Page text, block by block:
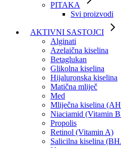
PITAKA
Svi proizvodi
AKTIVNI SASTOJCI
Alginati
Azelaična kiselina
Betaglukan
Glikolna kiselina
Hijaluronska kiselina
Matična mliječ
Med
Mliječna kiselina
Niaciamid (Vitamin
Propolis
Retinol (Vitamin A)
Salicilna kiselina